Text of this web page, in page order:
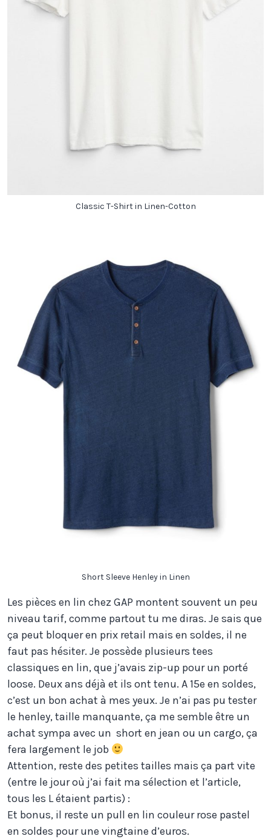
Classic T-Shirt in Linen-Cotton
Short Sleeve Henley in Linen
Les pièces en lin chez GAP montent souvent un peu
niveau tarif, comme partout tu me diras. Je sais que
ça peut bloquer en prix retail mais en soldes, il ne
faut pas hésiter. Je possède plusieurs tees
classiques en lin, que j’avais zip-up pour un porté
loose. Deux ans déjà et ils ont tenu. A 15e en soldes,
c’est un bon achat à mes yeux. Je n’ai pas pu tester
le henley, taille manquante, ça me semble être un
achat sympa avec un short en jean ou un cargo, ça
fera largement le job
Attention, reste des petites tailles mais ça part vite
(entre le jour où j’ai fait ma sélection et l’article,
tous les L étaient partis) :
Et bonus, il reste un pull en lin couleur rose pastel
en soldes pour une vingtaine d’euros.